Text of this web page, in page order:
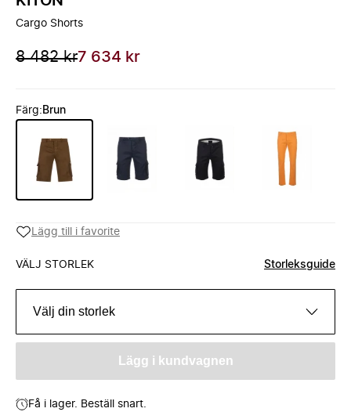
Cargo Shorts
8 482 kr7 634 kr
Färg: Brun
Lägg till i favorite
VÄLJ STORLEK Storleksguide
Välj din storlek
Lägg i kundvagnen
Få i lager. Beställ snart.